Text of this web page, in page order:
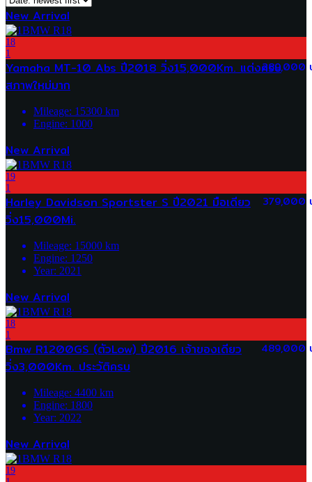
New Arrival
18
1
289,000
Yamaha MT-10 Abs ปี2018 วิ่ง15,000Km. แต่งครบ
สภาพใหม่มาก
Mileage: 15300 km
Engine: 1000
New Arrival
19
1
379,000
Harley Davidson Sportster S ปี2021 มือเดียว
วิ่ง15,000Mi.
Mileage: 15000 km
Engine: 1250
Year: 2021
New Arrival
18
1
489,000
Bmw R1200GS (ตัวLow) ปี2016 เจ้าของเดียว
วิ่ง3,000Km. ประวัติครบ
Mileage: 4400 km
Engine: 1800
Year: 2022
New Arrival
19